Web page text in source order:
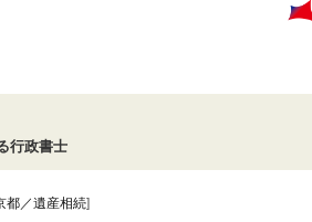
行政書士
都／遺産相続]